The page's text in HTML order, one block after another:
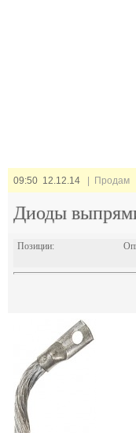
09:50 12.12.14 | Продам
Диоды
Позиции: